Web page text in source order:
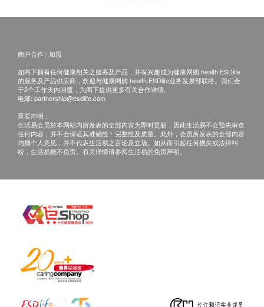
报告
医生解释报告及总结建议
医疗报告及建议
血液化验费用。
指定疫苗计划费用已包括首次注射前的医生会诊。
若经医生评估后，阁下并不适合进行疫苗注射，将
需支付医生诊症费用HK$300，馀下差额将会退
回。
如有争议，健康网购health.ESDlife保留最後决定
权。
任何疫苗的提供会视供应情况而定，购买或预约后
预防疫苗产品不适用於佐敦卓健诊断及放射中心。
确认客户成功付款后，卓健医疗将于3个工作天办
公时间内，致电客户预约的时间及地点，客户亦可
以致热线8100 8138预约。
客户必须于预约当天出示身份证及订购确认信(打
商户合作 / 加盟
如阁下拥有任何健康相关之服务及产品，并有兴趣成为健康网购 health.ESDlife
的服务及产品供应商，欢迎与健康网购 health.ESDlife业务发展部联络。我们会
于2个工作天内回覆，为阁下提供更多有关合作详情。
电邮: partnership@esdlife.com
重要声明：
生活易会员於本网站内所发表的全部内容为即时更新，因此生活易不会预先审查
任何内容，并不会保证其准确性丶完整性及质量。此外，会员所发表的全部内容
均属个人意见，并不代表生活易之言论及立场。如从而引起任何损失或法律纠
纷，生活易概不负责。有关详情请参阅生活易的免责声明。